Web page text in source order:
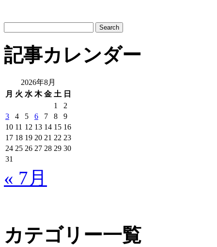
ト
内
検
記事カレンダー
2026年8月
月 火 水 木 金 土 日
1
2
3
4 5 6 7 8
9
10 11 12 13 14 15 16
17 18 19 20 21 22 23
24 25 26 27 28 29 30
31
« 7月
カテゴリー一覧